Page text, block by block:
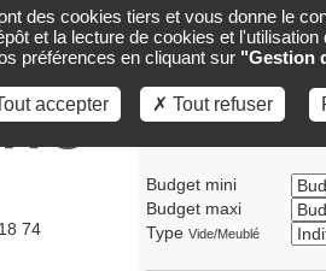
ACCUEIL GESTION
74
Budget mini
Budget maxi
Type Vide/Meublé
des cookies tiers et vous donne le
et la lecture de cookies et
préférences en cliquant sur "Gestion
accepter ✗ Tout refuser